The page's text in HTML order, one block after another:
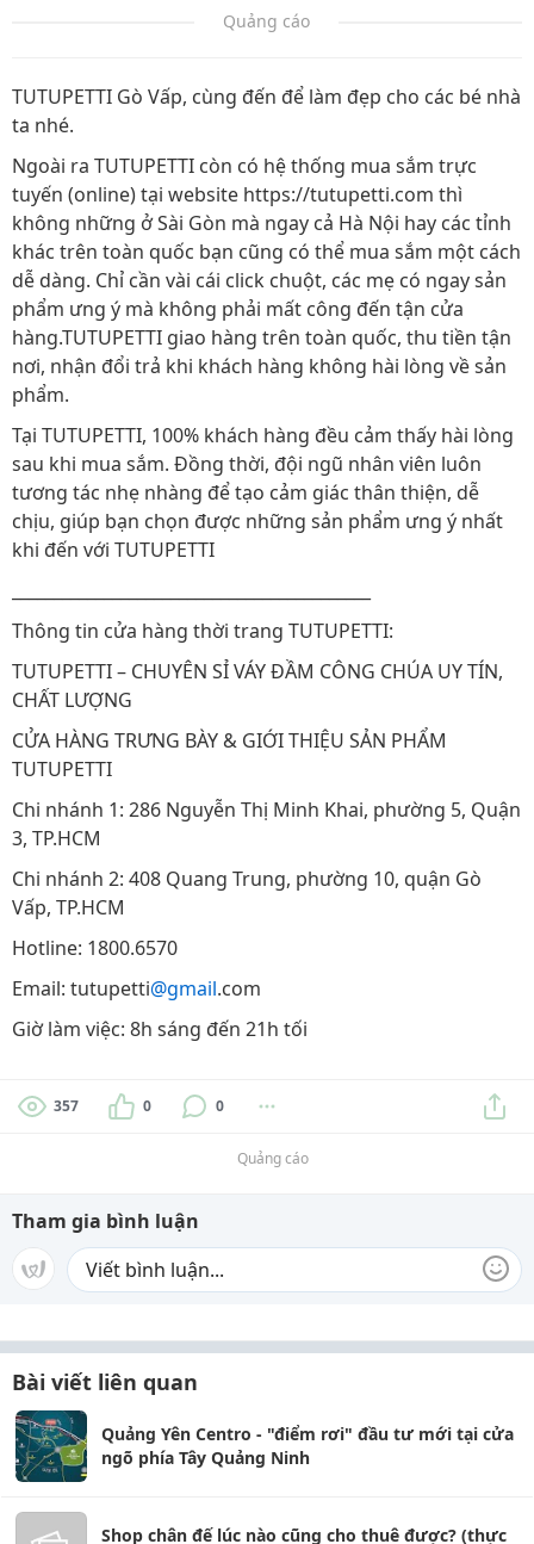
Quảng cáo
TUTUPETTI Gò Vấp, cùng đến để làm đẹp cho các bé nhà
ta nhé.
Ngoài ra TUTUPETTI còn có hệ thống mua sắm trực
tuyến (online) tại website https://tutupetti.com thì
không những ở Sài Gòn mà ngay cả Hà Nội hay các tỉnh
khác trên toàn quốc bạn cũng có thể mua sắm một cách
dễ dàng. Chỉ cần vài cái click chuột, các mẹ có ngay sản
phẩm ưng ý mà không phải mất công đến tận cửa
hàng.TUTUPETTI giao hàng trên toàn quốc, thu tiền tận
nơi, nhận đổi trả khi khách hàng không hài lòng về sản
phẩm.
Tại TUTUPETTI, 100% khách hàng đều cảm thấy hài lòng
sau khi mua sắm. Đồng thời, đội ngũ nhân viên luôn
tương tác nhẹ nhàng để tạo cảm giác thân thiện, dễ
chịu, giúp bạn chọn được những sản phẩm ưng ý nhất
khi đến với TUTUPETTI
Thông tin cửa hàng thời trang TUTUPETTI:
TUTUPETTI – CHUYÊN SỈ VÁY ĐẦM CÔNG CHÚA UY TÍN,
CHẤT LƯỢNG
CỬA HÀNG TRƯNG BÀY & GIỚI THIỆU SẢN PHẨM
TUTUPETTI
Chi nhánh 1: 286 Nguyễn Thị Minh Khai, phường 5, Quận
3, TP.HCM
Chi nhánh 2: 408 Quang Trung, phường 10, quận Gò
Vấp, TP.HCM
Hotline: 1800.6570
Email: tutupetti@gmail.com
Giờ làm việc: 8h sáng đến 21h tối
357 0 0
Quảng cáo
Tham gia bình luận
Bài viết liên quan
Quảng Yên Centro - "điểm rơi" đầu tư mới tại cửa
ngõ phía Tây Quảng Ninh
Shop chân đế lúc nào cũng cho thuê được? (thực